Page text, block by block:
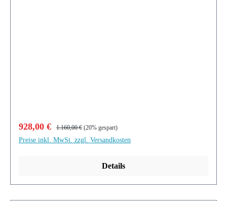
Verkaufspreis:
928,00 € Regulärer Preis:
1.160,00 € (20% gespart)
Preise inkl. MwSt. zzgl. Versandkosten
Details